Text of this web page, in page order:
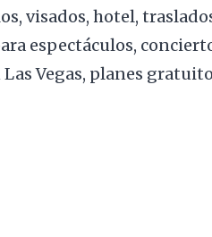
visados, hotel,
espectáculos,
Vegas, planes